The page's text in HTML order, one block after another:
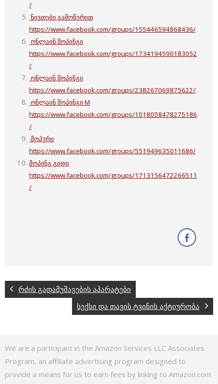
/
ნივთები გამოწერით
https://www.facebook.com/groups/155446594868436/
ონლაინ შოპინგი
https://www.facebook.com/groups/1734194590183052
/
ონლაინ შოპინგი
https://www.facebook.com/groups/238267069875622/
ონლაინ შოპინგი M
https://www.facebook.com/groups/1018058478275186
/
შოპერი
https://www.facebook.com/groups/551949635011686/
შოპინგ გიდი
https://www.facebook.com/groups/1713156472266511
/
რძის გადამუშავების აპარატები
სექსი და თავის ტვინის აქტიურობა
We are a participant in the Amazon Services LLC Associates
Program, an affiliate advertising program designed to
provide a means for us to earn fees by linking to Amazon.com